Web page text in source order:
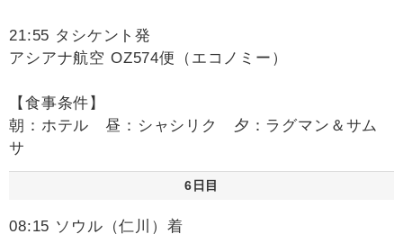
21:55 タシケント発
アシアナ航空 OZ574便（エコノミー）
【食事条件】
朝：ホテル 昼：シャシリク 夕：ラグマン＆サム
サ
6日目
08:15 ソウル（仁川）着